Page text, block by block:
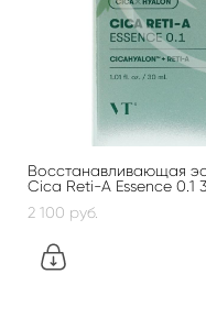
Восстанавливающая
Cica Reti-A Essence 0.1
2 100 pуб.